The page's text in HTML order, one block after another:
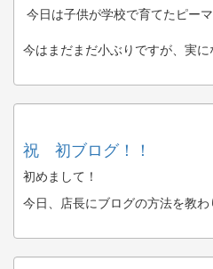
今日は子供が学校で育てたピーマ
今はまだまだ小ぶりですが、実
祝 初ブログ！！
初めまして！
今日、店長にブログの方法を教わ